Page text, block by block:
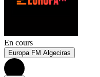
En cours
Europa FM Algeciras